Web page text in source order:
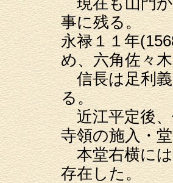
事に残る。
永禄１１年
め、六角佐々
信長は足利義
る。
近江平定後、
寺領の施入・
本堂右横には
存在した。